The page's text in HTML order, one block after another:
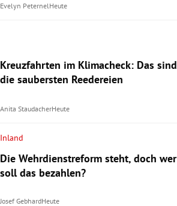
Evelyn Peternel Heute
Kreuzfahrten im Klimacheck: Das sind
die saubersten Reedereien
Anita StaudacherHeute
Inland
Die Wehrdienstreform steht, doch wer
soll das bezahlen?
Josef GebhardHeute